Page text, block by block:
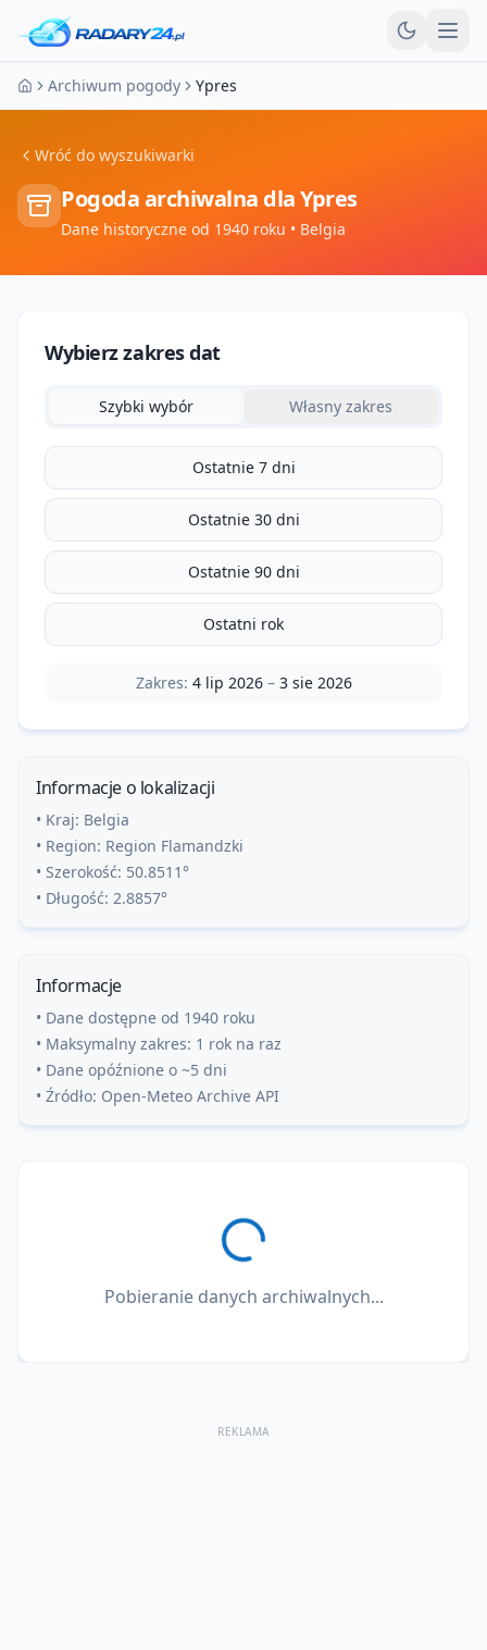
Strona główna
Archiwum pogody Ypres
Wróć do wyszukiwarki
Pogoda archiwalna dlaYpres
Dane historyczne od 1940 roku • Belgia
Wybierz zakres dat
Szybki wybór Własny zakres
Ostatnie 7 dni
Ostatnie 30 dni
Ostatnie 90 dni
Ostatni rok
Zakres: 4 lip 2026– 3 sie 2026
Informacje o lokalizacji
• Kraj: Belgia
• Region: Region Flamandzki
• Szerokość: 50.8511°
• Długość: 2.8857°
Informacje
• Dane dostępne od 1940 roku
• Maksymalny zakres: 1 rok na raz
• Dane opóźnione o ~5 dni
• Źródło: Open-Meteo Archive API
Pobieranie danych archiwalnych...
REKLAMA